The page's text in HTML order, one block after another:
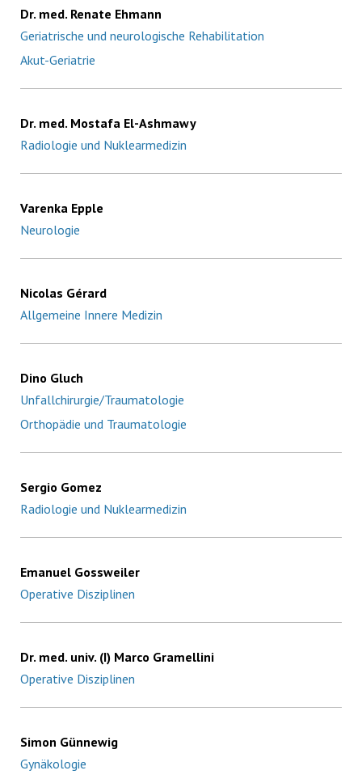
Dr. med. Renate Ehmann
Geriatrische und neurologische Rehabilitation
Akut-Geriatrie
Dr. med. Mostafa El-Ashmawy
Radiologie und Nuklearmedizin
Varenka Epple
Neurologie
Nicolas Gérard
Allgemeine Innere Medizin
Dino Gluch
Unfallchirurgie/Traumatologie
Orthopädie und Traumatologie
Sergio Gomez
Radiologie und Nuklearmedizin
Emanuel Gossweiler
Operative Disziplinen
Dr. med. univ. (I) Marco Gramellini
Operative Disziplinen
Simon Günnewig
Gynäkologie